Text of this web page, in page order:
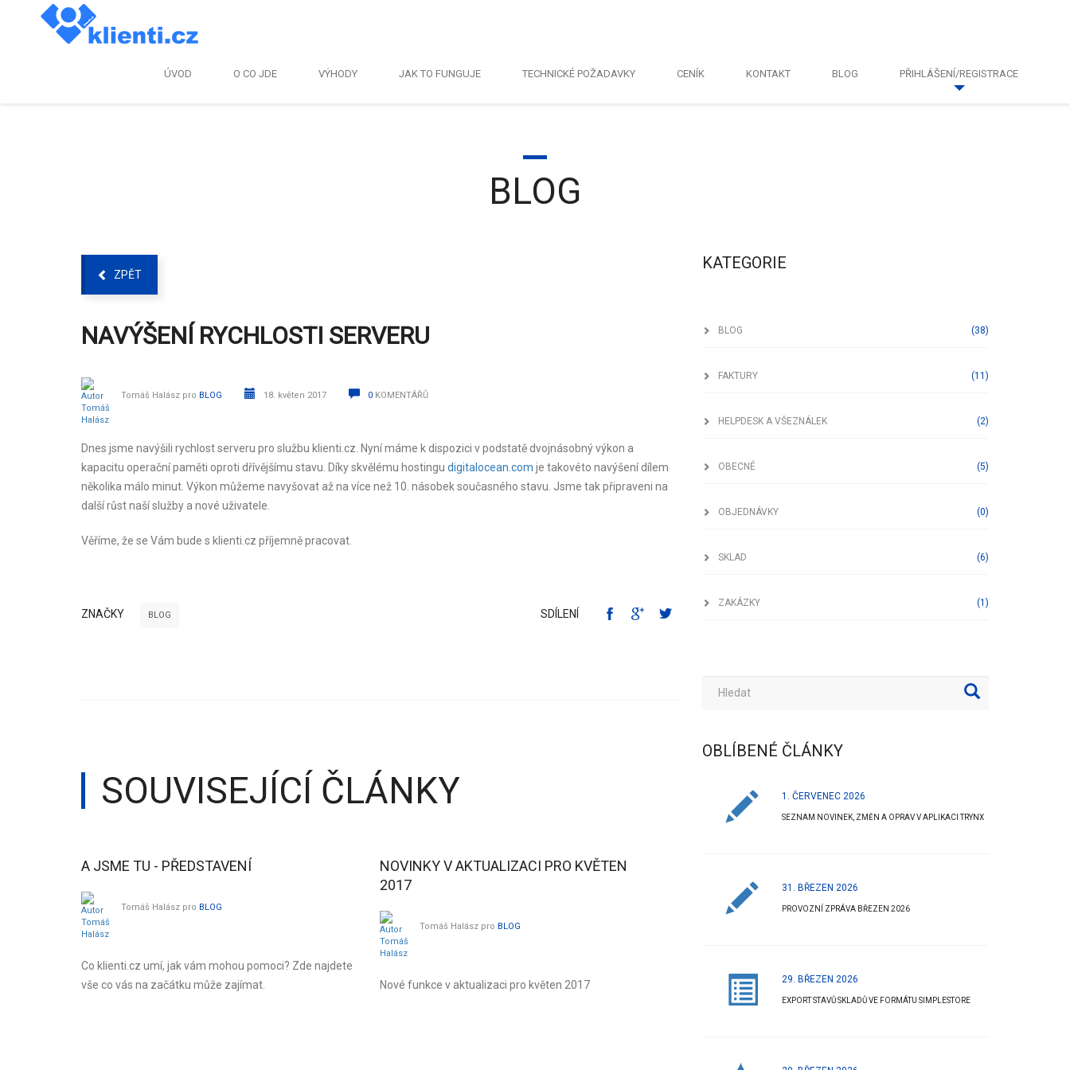
ÚVOD O CO JDE VÝHODY JAK TO FUNGUJE TECHNICKÉ POŽADAVKY CENÍK KONTAKT BLOG PŘIHLÁŠENÍ/REGISTRACE
BLOG
ZPĚT
NAVÝŠENÍ RYCHLOSTI SERVERU
Tomáš Halász pro BLOG 18. květen 2017 0 KOMENTÁŘŮ
Dnes jsme navýšili rychlost serveru pro službu klienti.cz. Nyní máme k dispozici v podstatě dvojnásobný výkon a
kapacitu operační paměti oproti dřívějšímu stavu. Díky skvělému hostingu digitalocean.com je takovéto navýšení dílem
několika málo minut. Výkon můžeme navyšovat až na více než 10. násobek současného stavu. Jsme tak připraveni na
další růst naší služby a nové uživatele.
Věříme, že se Vám bude s klienti.cz příjemně pracovat.
ZNAČKY BLOG SDÍLENÍ
SOUVISEJÍCÍ ČLÁNKY
A JSME TU - PŘEDSTAVENÍ
Tomáš Halász pro BLOG
Co klienti.cz umí, jak vám mohou pomoci? Zde najdete
vše co vás na začátku může zajímat.
NOVINKY V AKTUALIZACI PRO KVĚTEN
2017
Tomáš Halász pro BLOG
Nové funkce v aktualizaci pro květen 2017
Tomáš Halász proBLOG
KATEGORIE
BLOG (38)
FAKTURY (11)
HELPDESK A VŠEZNÁLEK (2)
OBECNÉ (5)
OBJEDNÁVKY (0)
SKLAD (6)
ZAKÁZKY (1)
OBLÍBENÉ ČLÁNKY
1. ČERVENEC 2026
SEZNAM NOVINEK, ZMĚN A OPRAV V APLIKACI TRYNX
31. BŘEZEN 2026
PROVOZNÍ ZPRÁVA BŘEZEN 2026
29. BŘEZEN 2026
EXPORT STAVŮ SKLADŮ VE FORMÁTU SIMPLESTORE